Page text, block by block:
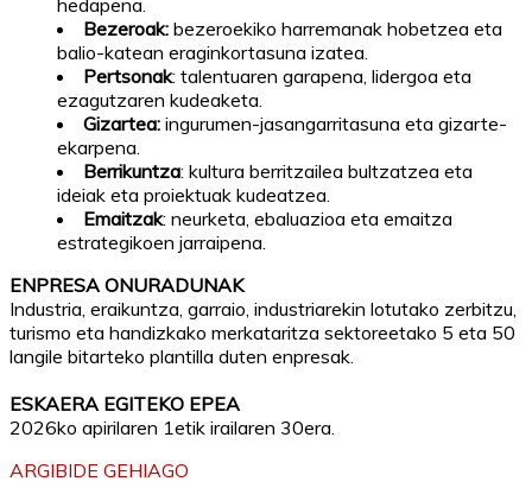
hedapena.
Bezeroak: bezeroekiko harremanak hobetzea eta
balio-katean eraginkortasuna izatea.
Pertsonak: talentuaren garapena, lidergoa eta
ezagutzaren kudeaketa.
Gizartea: ingurumen-jasangarritasuna eta gizarte-
ekarpena.
Berrikuntza: kultura berritzailea bultzatzea eta
ideiak eta proiektuak kudeatzea.
Emaitzak: neurketa, ebaluazioa eta emaitza
estrategikoen jarraipena.
ENPRESA ONURADUNAK
Industria, eraikuntza, garraio, industriarekin lotutako zerbitzu,
turismo eta handizkako merkataritza sektoreetako 5 eta 50
langile bitarteko plantilla duten enpresak.
ESKAERA EGITEKO EPEA
2026ko apirilaren 1etik irailaren 30era.
ARGIBIDE GEHIAGO